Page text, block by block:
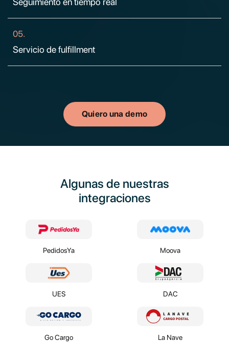
05.
Servicio de fulfillment
Quiero una demo
Algunas de nuestras
integraciones
PedidosYa Moova
UES DAC
Go Cargo La Nave